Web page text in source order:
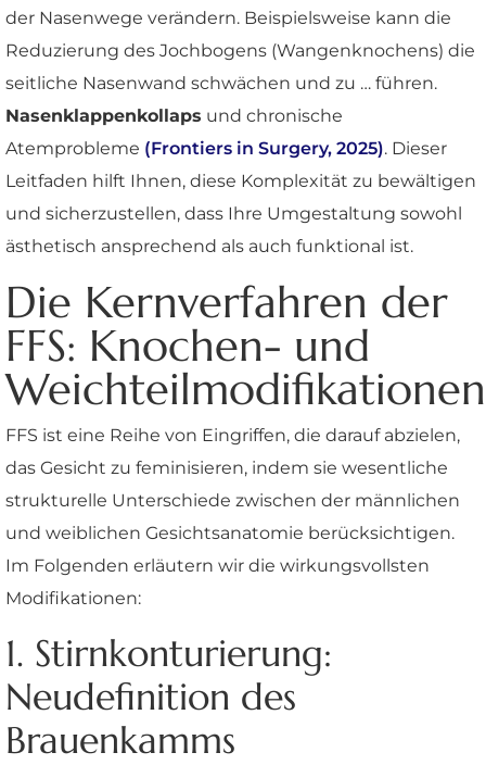
der Nasenwege verändern. Beispielsweise kann die
Reduzierung des Jochbogens (Wangenknochens) die
seitliche Nasenwand schwächen und zu … führen.
Nasenklappenkollaps und chronische
Atemprobleme (Frontiers in Surgery, 2025). Dieser
Leitfaden hilft Ihnen, diese Komplexität zu bewältigen
und sicherzustellen, dass Ihre Umgestaltung sowohl
ästhetisch ansprechend als auch funktional ist.
Die Kernverfahren der
FFS: Knochen- und
Weichteilmodifikationen
FFS ist eine Reihe von Eingriffen, die darauf abzielen,
das Gesicht zu feminisieren, indem sie wesentliche
strukturelle Unterschiede zwischen der männlichen
und weiblichen Gesichtsanatomie berücksichtigen.
Im Folgenden erläutern wir die wirkungsvollsten
Modifikationen:
1. Stirnkonturierung:
Neudefinition des
Brauenkamms